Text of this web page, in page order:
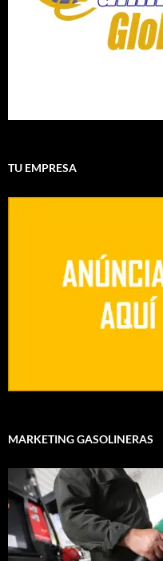
TU EMPRESA
MARKETING GASOLINERAS